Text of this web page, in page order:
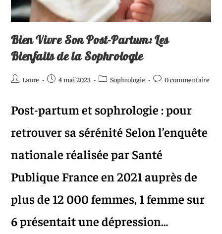
Bien Vivre Son Post-Partum: Les
Bienfaits de la Sophrologie
Laure 4 mai 2023 Sophrologie 0 commentaire
Post-partum et sophrologie : pour
retrouver sa sérénité Selon l’enquête
nationale réalisée par Santé
Publique France en 2021 auprès de
plus de 12 000 femmes, 1 femme sur
6 présentait une dépression…